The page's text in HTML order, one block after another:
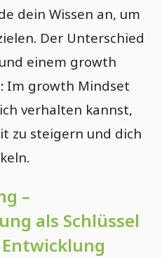
dein Wissen an, um
Der Unterschied
einem growth
Im growth Mindset
verhalten kannst,
zu steigern und dich
–
als Schlüssel